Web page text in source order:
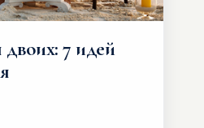
7 идей